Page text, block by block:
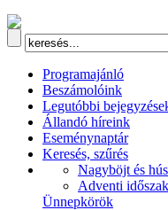
Programajánló
Beszámolóink
Legutóbbi
Állandó híreink
Eseménynaptár
Keresés, szűrés
Nagyböjt és
Adventi időszak
Ünnepkörök